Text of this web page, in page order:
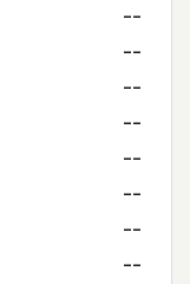
--
--
--
--
--
--
--
--